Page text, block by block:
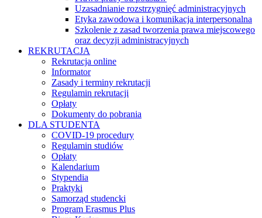
Uzasadnianie rozstrzygnięć administracyjnych
Etyka zawodowa i komunikacja interpersonalna
Szkolenie z zasad tworzenia prawa miejscowego
oraz decyzji administracyjnych
REKRUTACJA
Rekrutacja online
Informator
Zasady i terminy rekrutacji
Regulamin rekrutacji
Opłaty
Dokumenty do pobrania
DLA STUDENTA
COVID-19 procedury
Regulamin studiów
Opłaty
Kalendarium
Stypendia
Praktyki
Samorząd studencki
Program Erasmus Plus